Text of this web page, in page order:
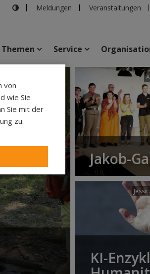
Meldungen Veranstaltungen
Veranstaltungen Personen
Themen Service
Jakob-
KI-
von
wie Sie
Sie mit der
zu.